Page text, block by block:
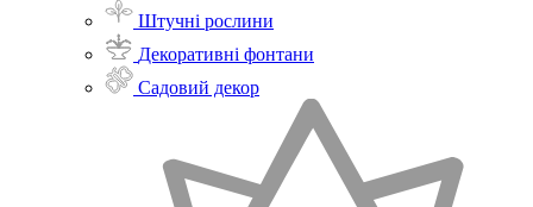
Штучні рослини
Декоративні фонтани
Садовий декор